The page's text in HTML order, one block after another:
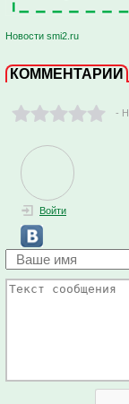
Новости smi2.ru
КОММЕНТАРИИ
-
Войти